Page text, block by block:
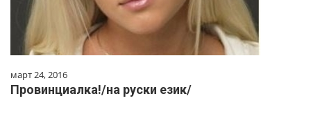
март 24, 2016
Провинциалка!/на руски език/